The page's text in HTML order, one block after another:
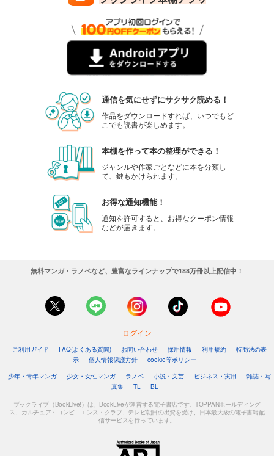
通信を気にせずにサクサク読める！
作品をダウンロードすれば、いつでもど
こでも読書が楽しめます。
本棚を作って本の整理ができる！
ジャンルや作家ごとなどに本を分類し
て、鍵もかけられます。
お得な通知機能！
通知を許可すると、お得なクーポン情報
などが届きます。
無料マンガ・ラノベなど、豊富なラインナップで188万冊以上配信中！
ログイン
ご利用ガイド FAQ(よくある質問) お問い合わせ 採用情報 利用規約
特商法の表
示
個人情報保護方針
cookie等ポリシー
少年・青年マンガ
少女・女性マンガ ラノベ 小説・文芸 ビジネス・実用
雑誌・写
真集
TL BL
ブックライブ（BookLive!）は、BookLiveが運営する電子書店です。TOPPANホールディング
ス、カルチュア・コンビニエンス・クラブ、テレビ朝日の出資を受け、日本最大級の電子書籍配
信サービスを行っています。